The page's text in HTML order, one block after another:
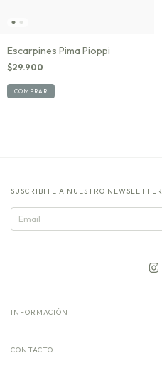
Escarpines Pima Pioppi
$29.900
COMPRAR
SUSCRIBITE A NUESTRO NEWSLETTER
INFORMACIÓN
CONTACTO